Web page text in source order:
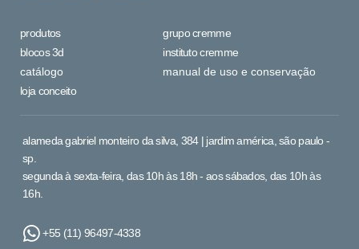
produtos
blocos 3d
catálogo
loja conceito
grupo cremme
instituto cremme
manual de uso e conservação
alameda gabriel monteiro da silva, 384 | jardim américa, são paulo -
sp.
segunda à sexta-feira, das 10h às 18h - aos sábados, das 10h às
16h.
+55 (11) 96497-4338